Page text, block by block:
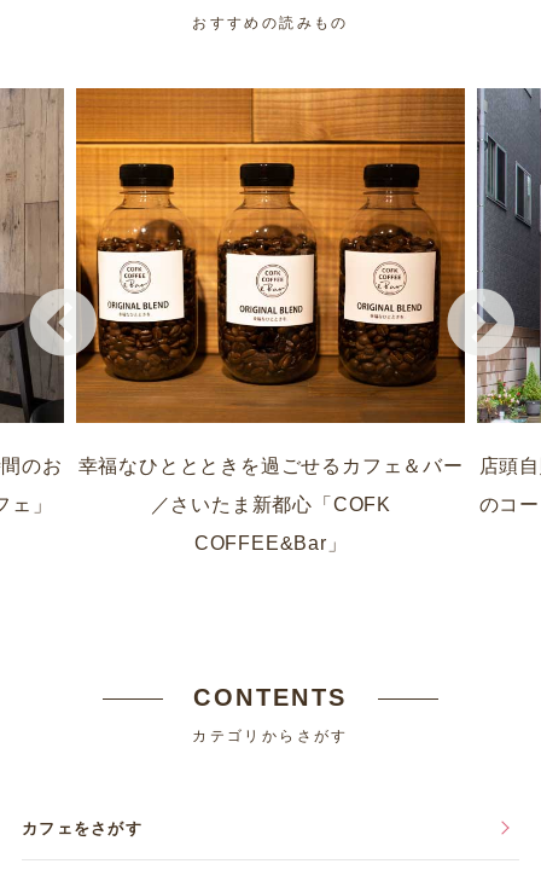
おすすめの読みもの
のお
」
幸福なひととときを過ごせるカフェ＆バー
／さいたま新都心「COFK
COFFEE&Bar」
店頭
のコ
CONTENTS
カテゴリからさがす
カフェをさがす